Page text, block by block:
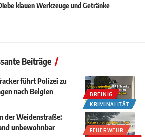
klauen Werkzeuge und Getränke
Beiträge
BREINIG
KRIMINALITÄT
führt Polizei zu
nach Belgien
FEUERWEHR
der Weidenstraße:
unbewohnbar